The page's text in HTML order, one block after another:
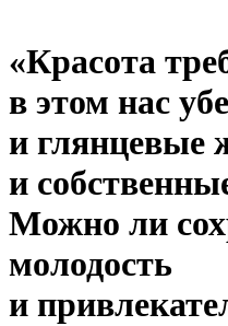
«Красота
в этом нас
и глянцевые
и
Можно ли
молодость
и